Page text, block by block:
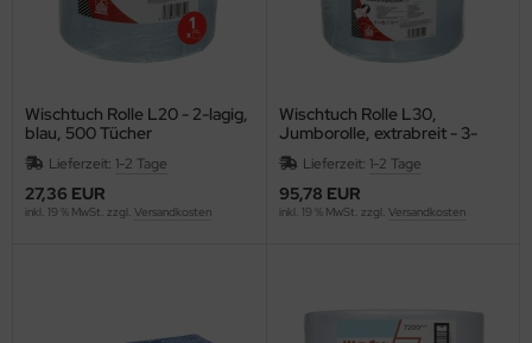
Wischtuch Rolle L20 - 2-lagig,
blau, 500 Tücher
Lieferzeit: 1-2 Tage
27,36 EUR
inkl. 19 % MwSt. zzgl. Versandkosten
Wischtuch Rolle L30,
Jumborolle, extrabreit - 3-
lagig, blau, 670 Tücher
Lieferzeit: 1-2 Tage
95,78 EUR
inkl. 19 % MwSt. zzgl. Versandkosten